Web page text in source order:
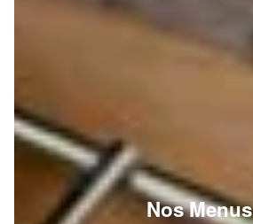
Nos Menus